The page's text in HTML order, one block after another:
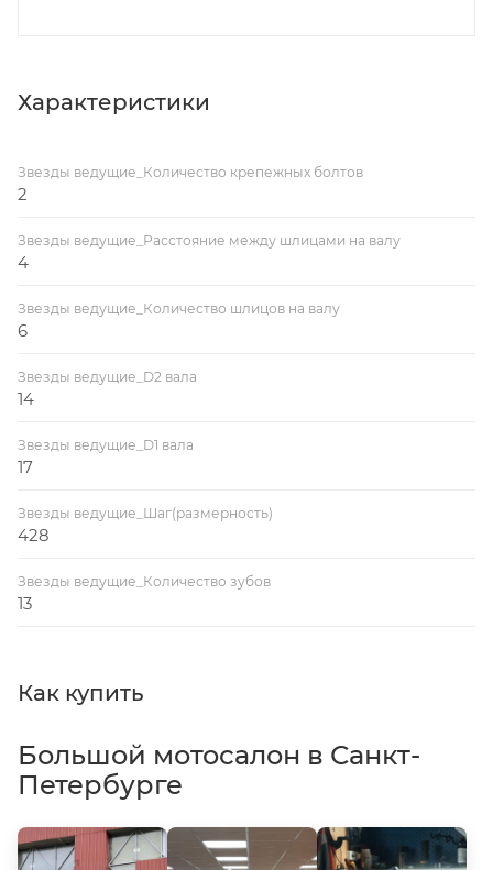
Характеристики
Звезды ведущие_Количество крепежных болтов
2
Звезды ведущие_Расстояние между шлицами на валу
4
Звезды ведущие_Количество шлицов на валу
6
Звезды ведущие_D2 вала
14
Звезды ведущие_D1 вала
17
Звезды ведущие_Шаг(размерность)
428
Звезды ведущие_Количество зубов
13
Как купить
Большой мотосалон в Санкт-
Петербурге